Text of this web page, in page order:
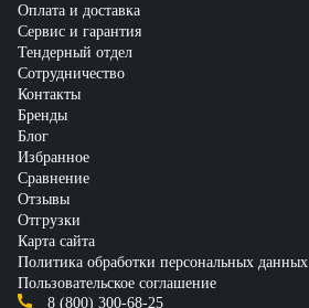
Оплата и доставка
Сервис и гарантия
Тендерный отдел
Сотрудничество
Контакты
Бренды
Блог
Избранное
Сравнение
Отзывы
Отгрузки
Карта сайта
Политика обработки персональных данных
Пользовательское соглашение
8 (800) 300-68-25